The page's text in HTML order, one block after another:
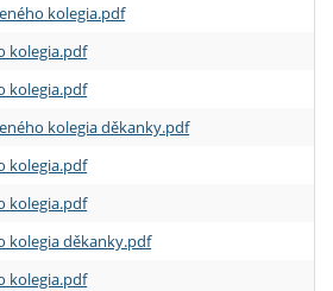
kolegia.pdf
kolegia.pdf
kolegia.pdf
kolegia děkanky.pdf
kolegia.pdf
kolegia.pdf
kolegia děkanky.pdf
kolegia.pdf